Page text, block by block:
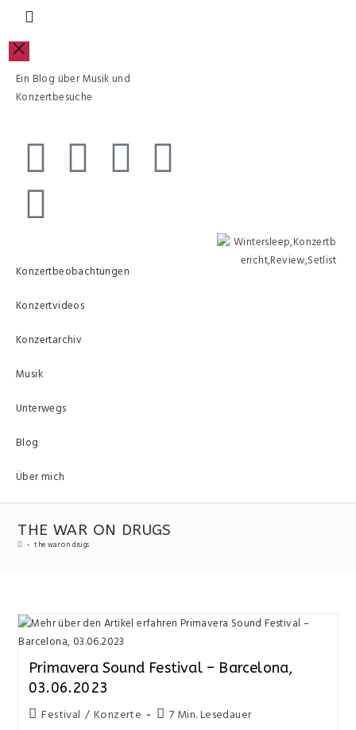
Ein Blog über Musik und
Konzertbesuche
Konzertbeobachtungen
Konzertvideos
Konzertarchiv
Musik
Unterwegs
Blog
Über mich
THE WAR ON DRUGS
- the war on drugs
Primavera Sound Festival – Barcelona,
03.06.2023
Festival / Konzerte 7 Min. Lesedauer